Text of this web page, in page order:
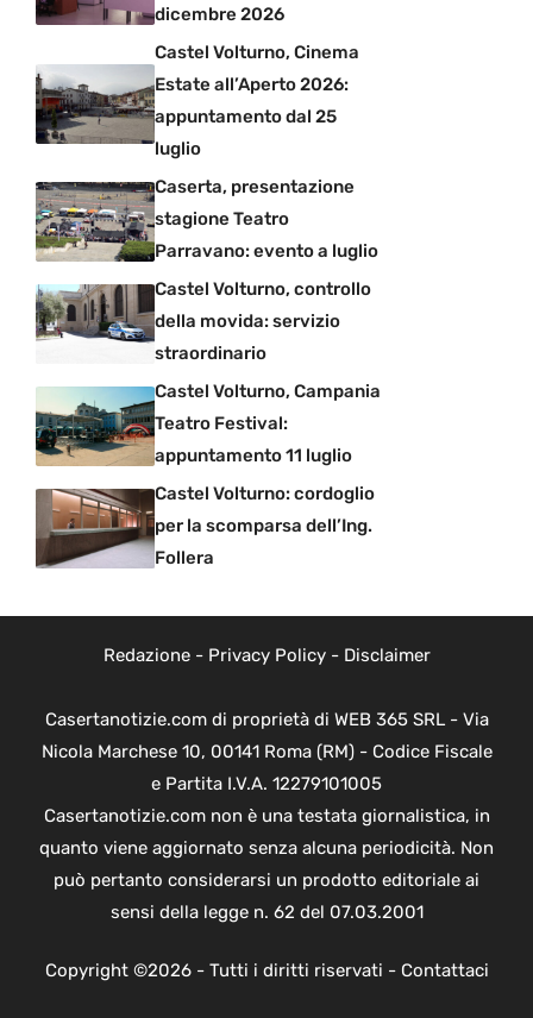
dicembre 2026
Castel Volturno, Cinema
Estate all’Aperto 2026:
appuntamento dal 25
luglio
Caserta, presentazione
stagione Teatro
Parravano: evento a luglio
Castel Volturno, controllo
della movida: servizio
straordinario
Castel Volturno, Campania
Teatro Festival:
appuntamento 11 luglio
Castel Volturno: cordoglio
per la scomparsa dell’Ing.
Follera
Redazione- Privacy Policy- Disclaimer
Casertanotizie.com di proprietà di WEB 365 SRL - Via
Nicola Marchese 10, 00141 Roma (RM) - Codice Fiscale
e Partita I.V.A. 12279101005
Casertanotizie.com non è una testata giornalistica, in
quanto viene aggiornato senza alcuna periodicità. Non
può pertanto considerarsi un prodotto editoriale ai
sensi della legge n. 62 del 07.03.2001
Copyright ©2026 - Tutti i diritti riservati - Contattaci